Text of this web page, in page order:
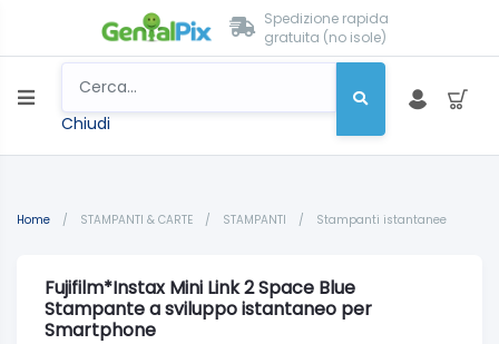
Spedizione rapida
gratuita (no isole)
Chiudi
Home / STAMPANTI & CARTE / STAMPANTI / Stampanti istantanee
Fujifilm*Instax Mini Link 2 Space Blue
Stampante a sviluppo istantaneo per
Smartphone